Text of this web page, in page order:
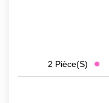
2 Pièce(s)